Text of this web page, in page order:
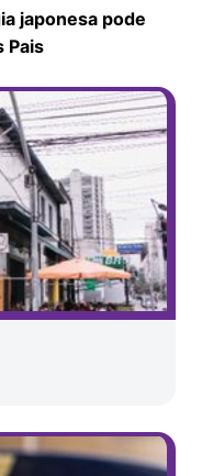
japonesa pode
Pais